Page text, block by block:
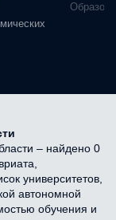
– найдено 0
университетов,
автономной
обучения и